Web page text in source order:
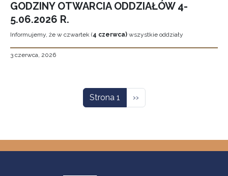
GODZINY OTWARCIA ODDZIAŁÓW 4-
5.06.2026 R.
Informujemy, że w czwartek (4 czerwca) wszystkie oddziały
3 czerwca, 2026
Strona 1 Następna strona
››